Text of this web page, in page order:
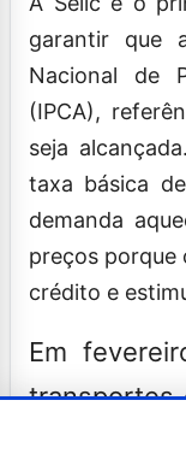
garantir que
Nacional de
(IPCA),
seja
taxa básica
demanda
preços porque
crédito e
Em
transportes
oficial do